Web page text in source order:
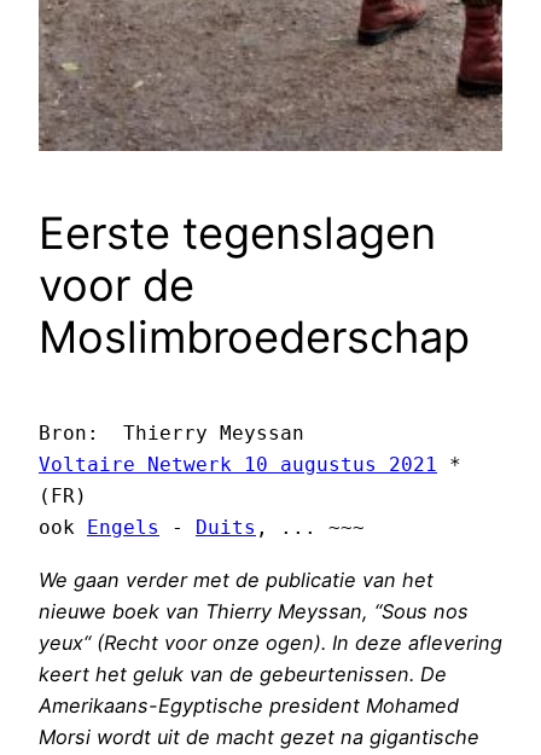
Eerste tegenslagen
voor de
Moslimbroederschap
Voltaire Netwerk 10 augustus 2021 *
(FR)
ook
Engels - Duits , ... ~~~
We gaan verder met de publicatie van het
nieuwe boek van Thierry Meyssan, “Sous nos
yeux“ (Recht voor onze ogen). In deze aflevering
keert het geluk van de gebeurtenissen. De
Amerikaans-Egyptische president Mohamed
Morsi wordt uit de macht gezet na gigantische